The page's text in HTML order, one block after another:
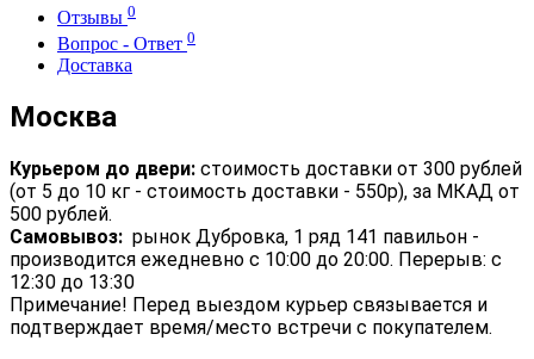
Отзывы 0
Вопрос - Ответ 0
Доставка
Москва
Курьером до двери: стоимость доставки от 300 рублей
(от 5 до 10 кг - стоимость доставки - 550р), за МКАД от
500 рублей.
Самовывоз: рынок Дубровка, 1 ряд 141 павильон -
производится ежедневно с 10:00 до 20:00. Перерыв: с
12:30 до 13:30
Примечание! Перед выездом курьер связывается и
подтверждает время/место встречи с покупателем.